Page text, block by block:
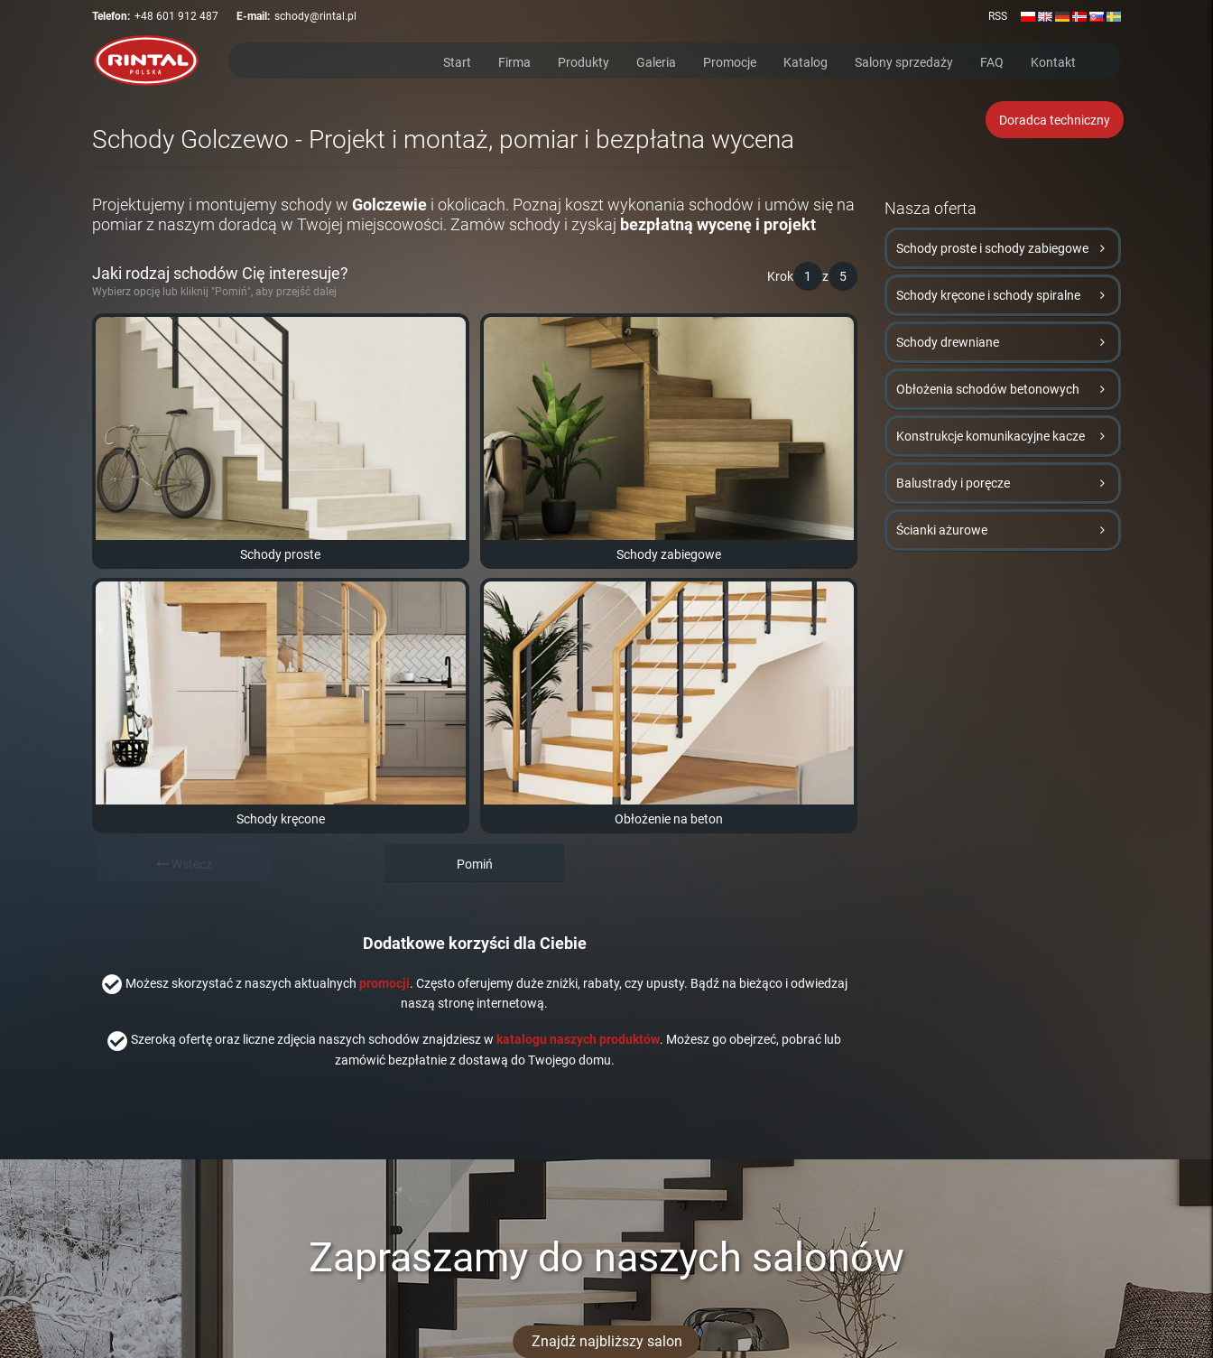
Telefon: +48 601 912 487 E-mail: schody@rintal.pl RSS
Start Firma Produkty Galeria Promocje Katalog Salony sprzedaży FAQ Kontakt
Doradca techniczny
Schody Golczewo - Projekt i montaż, pomiar i bezpłatna wycena
Projektujemy i montujemy schody w Golczewie i okolicach. Poznaj koszt wykonania schodów i umów się na
pomiar z naszym doradcą w Twojej miejscowości. Zamów schody i zyskaj bezpłatną wycenę i projekt
Krok 1 z 5
Jaki rodzaj schodów Cię interesuje?
Wybierz opcję lub kliknij "Pomiń", aby przejść dalej
Schody proste Schody zabiegowe
Schody kręcone Obłożenie na beton
Pomiń
Dodatkowe korzyści dla Ciebie
Możesz skorzystać z naszych aktualnych promocji. Często oferujemy duże zniżki, rabaty, czy upusty. Bądź na bieżąco i odwiedzaj
naszą stronę internetową.
Szeroką ofertę oraz liczne zdjęcia naszych schodów znajdziesz w katalogu naszych produktów. Możesz go obejrzeć, pobrać lub
zamówić bezpłatnie z dostawą do Twojego domu.
Nasza oferta
Schody proste i schody zabiegowe
Schody kręcone i schody spiralne
Schody drewniane
Obłożenia schodów betonowych
Konstrukcje komunikacyjne kacze
Balustrady i poręcze
Ścianki ażurowe
Zapraszamy do naszych salonów
Znajdź najbliższy salon